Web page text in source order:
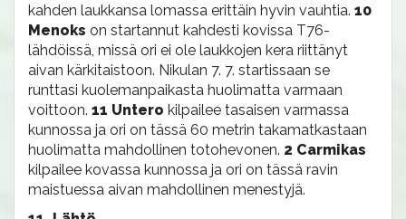
kahden laukkansa lomassa erittäin hyvin vauhtia. 10
Menoks on startannut kahdesti kovissa T76-
lähdöissä, missä ori ei ole laukkojen kera riittänyt
aivan kärkitaistoon. Nikulan 7. 7. startissaan se
runttasi kuolemanpaikasta huolimatta varmaan
voittoon. 11 Untero kilpailee tasaisen varmassa
kunnossa ja ori on tässä 60 metrin takamatkastaan
huolimatta mahdollinen totohevonen. 2 Carmikas
kilpailee kovassa kunnossa ja ori on tässä ravin
maistuessa aivan mahdollinen menestyjä.